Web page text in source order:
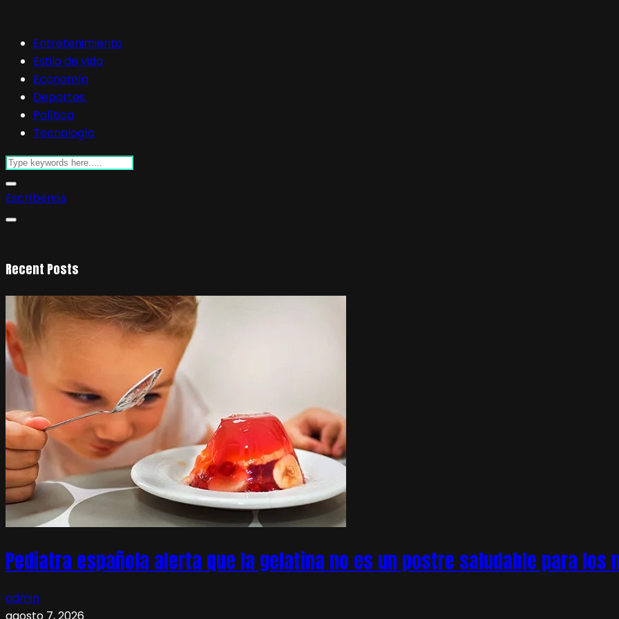
Entretenimiento
Estilo de vida
Economía
Deportes
Política
Tecnología
Escríbenos
Recent Posts
Pediatra española alerta que la gelatina no es un postre saludable para los
admin